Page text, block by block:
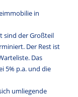
in
sind der Großteil
Der Rest ist
Das
5% p.a. und die
umliegende